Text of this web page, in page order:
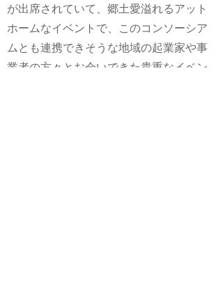
が出席されていて、郷土愛溢れるアット
ホームなイベントで、このコンソーシア
ムとも連携できそうな地域の起業家や事
業者の方々とお会いできた貴重なイベン